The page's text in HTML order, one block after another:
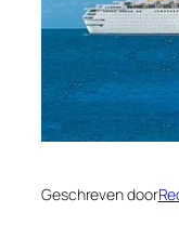
Geschreven door